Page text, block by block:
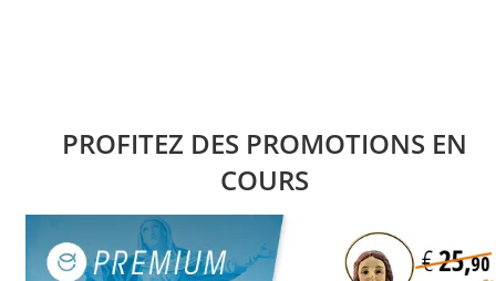
PROFITEZ DES PROMOTIONS EN
COURS